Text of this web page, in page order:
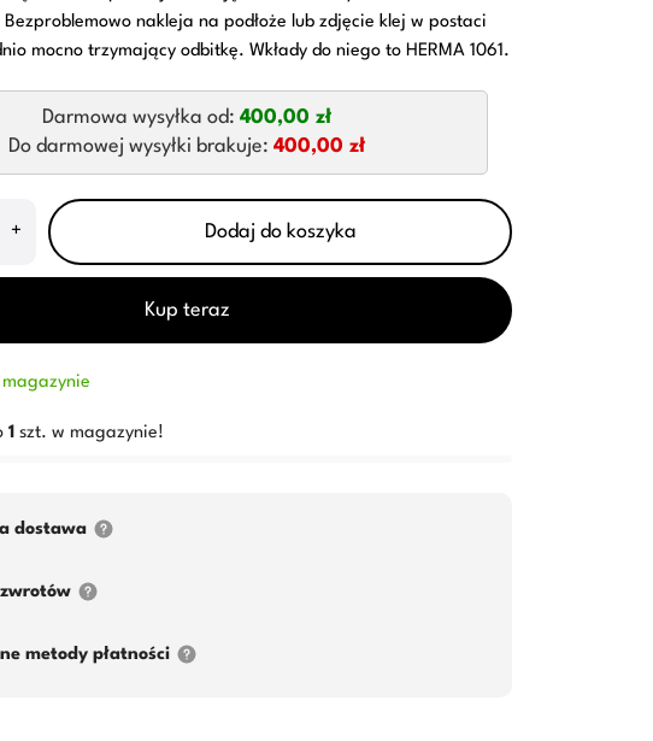
nakleja na podłoże lub zdjęcie klej w postaci
mocno trzymający odbitkę. Wkłady do niego to HERMA 1061.
Darmowa wysyłka od: 400,00 zł
Do darmowej wysyłki brakuje: 400,00 zł
+ Dodaj do koszyka
Kup teraz
1 szt. w magazynie!
dostawa
metody płatności